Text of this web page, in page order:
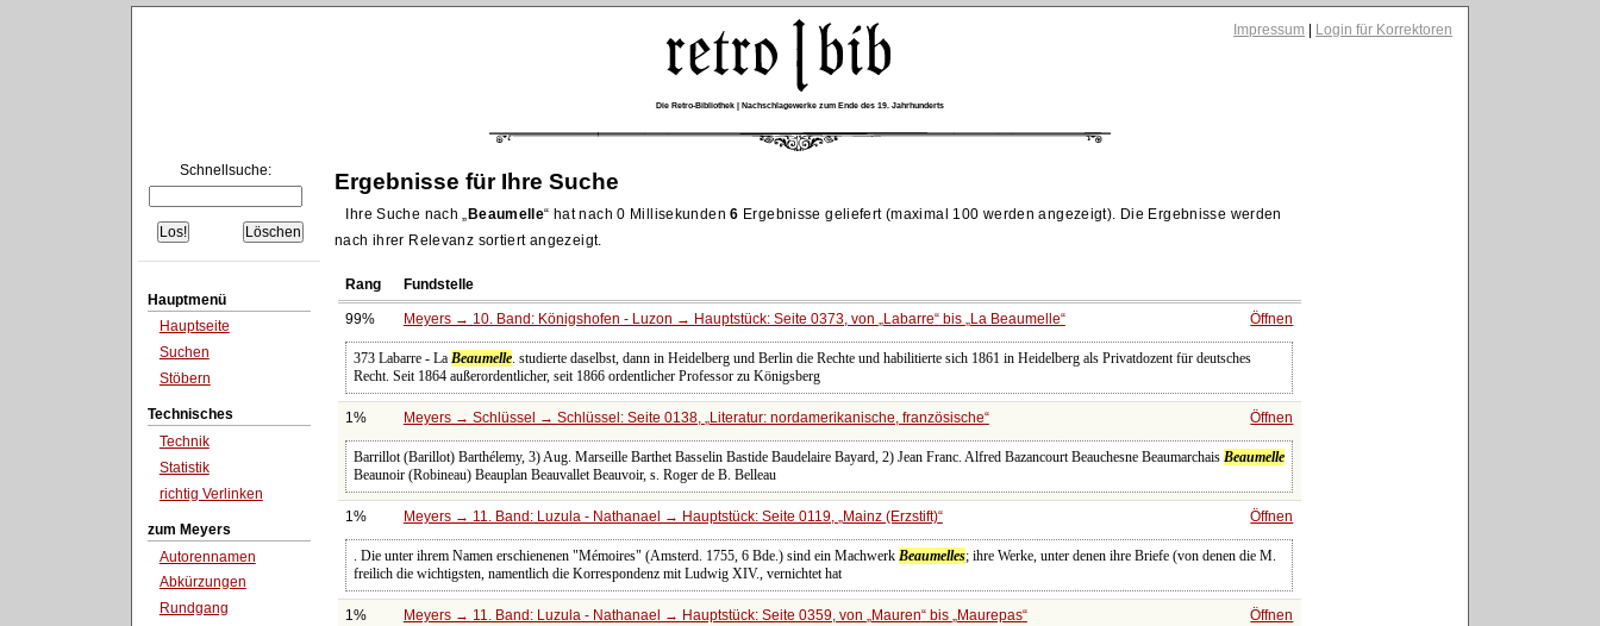
Impressum Login für Korrektoren
Die Retro-Bibliothek | Nachschlagewerke zum Ende des 19. Jahrhunderts
Schnellsuche:
Hauptmenü
Hauptseite
Suchen
Stöbern
Technisches
Technik
Statistik
richtig Verlinken
zum Meyers
Autorennamen
Abkürzungen
Rundgang
Ergebnisse für Ihre Suche
Ihre Suche nach Beaumelle hat nach 0 Millisekunden6 Ergebnisse geliefert (maximal 100 werden angezeigt). Die Ergebnisse werden
nach ihrer Relevanz sortiert angezeigt.
Rang Fundstelle
99% Meyers → 10. Band: Königshofen - Luzon → Hauptstück: Seite 0373, von Labarre bis La Beaumelle Öffnen
373 Labarre - LaBeaumelle. studierte daselbst, dann in Heidelberg und Berlin die Rechte und habilitierte sich 1861 in Heidelberg als Privatdozent für deutsches
Recht. Seit 1864 außerordentlicher, seit 1866 ordentlicher Professor zu Königsberg
1% Meyers → Schlüssel → Schlüssel: Seite 0138, Literatur: nordamerikanische, französische Öffnen
Barrillot (Barillot) Barthélemy, 3) Aug. Marseille Barthet Basselin Bastide Baudelaire Bayard, 2) Jean Franc. Alfred Bazancourt Beauchesne BeaumarchaisBeaumelle
Beaunoir (Robineau) Beauplan Beauvallet Beauvoir, s. Roger de B. Belleau
1% Meyers → 11. Band: Luzula - Nathanael → Hauptstück: Seite 0119, Mainz (Erzstift) Öffnen
. Die unter ihrem Namen erschienenen "Mémoires" (Amsterd. 1755, 6 Bde.) sind ein MachwerkBeaumelles; ihre Werke, unter denen ihre Briefe (von denen die M.
freilich die wichtigsten, namentlich die Korrespondenz mit Ludwig XIV., vernichtet hat
1% Meyers → 11. Band: Luzula - Nathanael → Hauptstück: Seite 0359, von Mauren bis Maurepas Öffnen